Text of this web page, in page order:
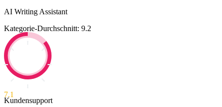
AI Writing Assistant
Kategorie-Durchschnitt: 9.2
7.1
Kundensupport